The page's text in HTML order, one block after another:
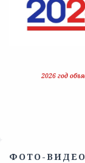
2026 год
ФОТО-